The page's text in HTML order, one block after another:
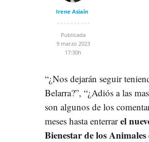
Irene Asiaín
Publicada
9 marzo 2023
17:30h
“¿Nos dejarán seguir
Belarra?”, “¿Adiós a las
son algunos de los
meses hasta enterrarel
Bienestar de los Animales